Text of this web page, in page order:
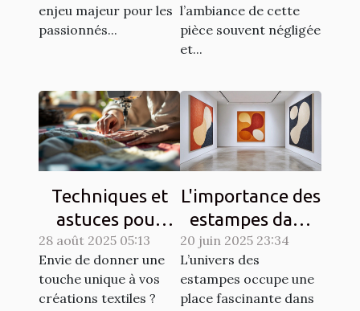
enjeu majeur pour les
passionnés...
l’ambiance de cette
pièce souvent négligée
et...
Techniques et
astuces pour
matelasser son
propre tissu
28 août 2025 05:13
Envie de donner une
touche unique à vos
créations textiles ?
L'importance des
estampes dans
l'art moderne
20 juin 2025 23:34
L’univers des
estampes occupe une
place fascinante dans